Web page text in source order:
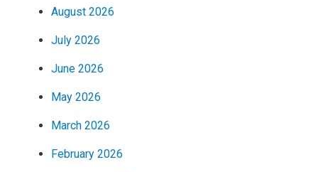
August 2026
July 2026
June 2026
May 2026
March 2026
February 2026